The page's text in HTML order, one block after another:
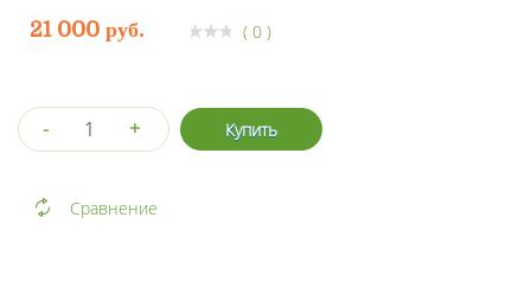
21 000 руб. ( 0 )
- + Купить
Сравнение